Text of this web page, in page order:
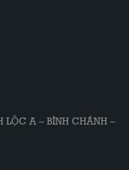
LỘC A – BÌNH CHÁNH –